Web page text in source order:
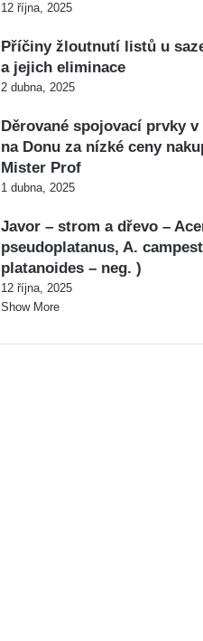
12 října, 2025
Příčiny žloutnutí listů u
a jejich eliminace
2 dubna, 2025
Děrované spojovací prvky v
na Donu za nízké ceny
Mister Prof
1 dubna, 2025
Javor – strom a dřevo –
pseudoplatanus, A.
platanoides – neg. )
12 října, 2025
Show More